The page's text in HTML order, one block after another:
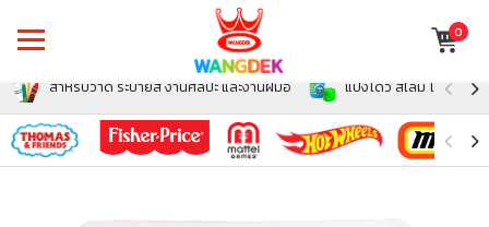
0
สำหรับวาด ระบายสี งานศิลปะ และงานฝีมือ แป้งโดว์ สไลม์ โฟม สำห